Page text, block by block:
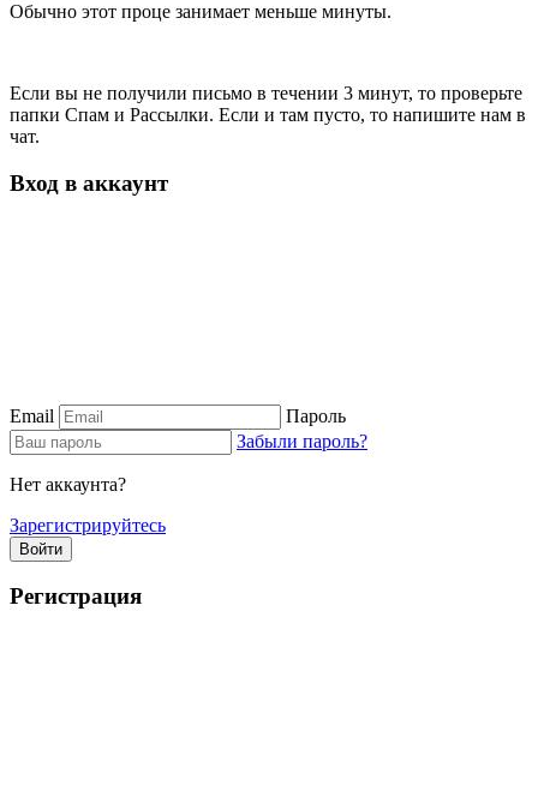
Обычно этот проце занимает меньше минуты.
Если вы не получили письмо в течении 3 минут, то проверьте
папки Спам и Рассылки. Если и там пусто, то напишите нам в
чат.
Вход в аккаунт
Email
Пароль
Забыли пароль?
Нет аккаунта?
Зарегистрируйтесь
Войти
Регистрация